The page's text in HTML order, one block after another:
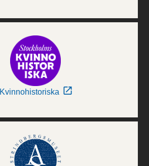
Kvinnohistoriska